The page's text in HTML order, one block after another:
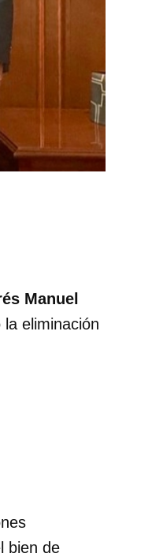
Manuel
eliminación
bien de